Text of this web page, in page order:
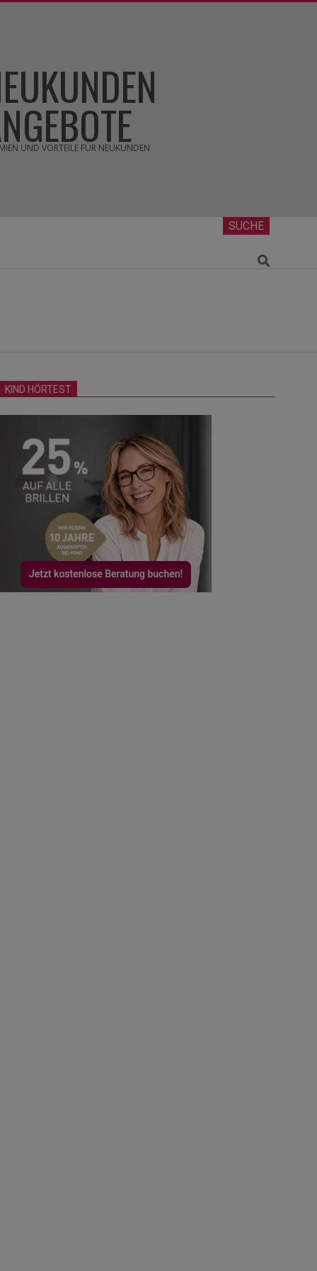
UND VORTEILE FÜR NEUKUNDEN
SUCHE
Search
KIND HÖRTEST